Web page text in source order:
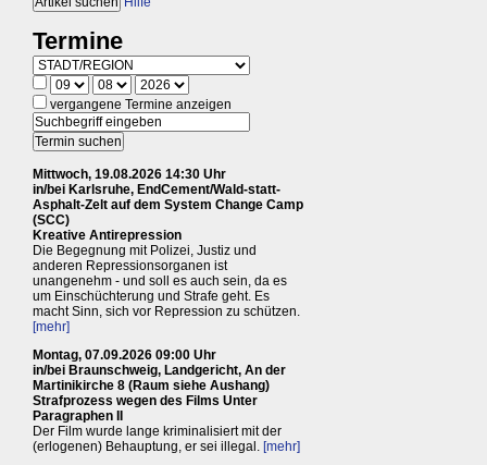
Termine
vergangene Termine anzeigen
Mittwoch, 19.08.2026 14:30 Uhr
in/bei Karlsruhe, EndCement/Wald-statt-
Asphalt-Zelt auf dem System Change Camp
(SCC)
Kreative Antirepression
Die Begegnung mit Polizei, Justiz und
anderen Repressionsorganen ist
unangenehm - und soll es auch sein, da es
um Einschüchterung und Strafe geht. Es
macht Sinn, sich vor Repression zu schützen.
[mehr]
Montag, 07.09.2026 09:00 Uhr
in/bei Braunschweig, Landgericht, An der
Martinikirche 8 (Raum siehe Aushang)
Strafprozess wegen des Films Unter
Paragraphen II
Der Film wurde lange kriminalisiert mit der
(erlogenen) Behauptung, er sei illegal. [mehr]